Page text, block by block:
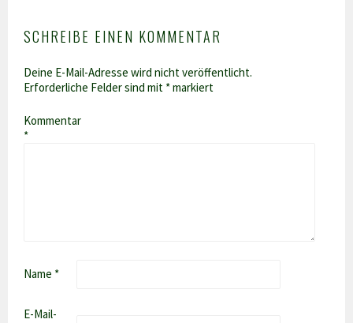
SCHREIBE EINEN KOMMENTAR
Deine E-Mail-Adresse wird nicht veröffentlicht.
Erforderliche Felder sind mit *markiert
Kommentar
*
Name *
E-Mail-